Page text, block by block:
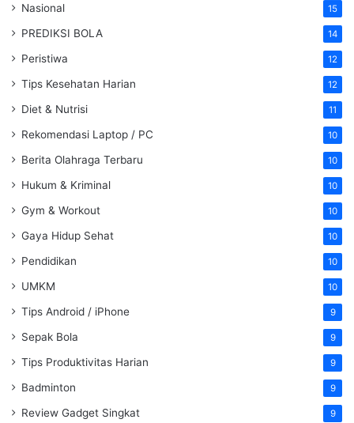
Nasional 15
PREDIKSI BOLA 14
Peristiwa 12
Tips Kesehatan Harian 12
Diet & Nutrisi 11
Rekomendasi Laptop / PC 10
Berita Olahraga Terbaru 10
Hukum & Kriminal 10
Gym & Workout 10
Gaya Hidup Sehat 10
Pendidikan 10
UMKM 10
Tips Android / iPhone 9
Sepak Bola 9
Tips Produktivitas Harian 9
Badminton 9
Review Gadget Singkat 9